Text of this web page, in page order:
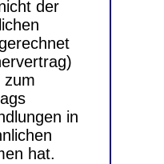
der
zum
in
hat.